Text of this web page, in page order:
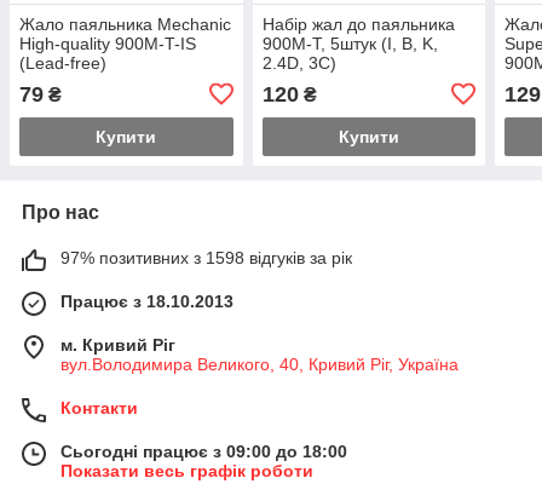
Жало паяльника Mechanic
High-quality 900M-T-IS
(Lead-free)
79 ₴
Купити
Набір жал до паяльника
900M-T, 5штук (I, B, K,
2.4D, 3C)
120₴
Купити
129
Про нас
97% позитивних з 1598 відгуків за рік
Працює з 18.10.2013
м. Кривий Ріг
вул.Володимира Великого, 40, Кривий Ріг, Україна
Контакти
Сьогодні працює з 09:00 до 18:00
Показати весь графік роботи